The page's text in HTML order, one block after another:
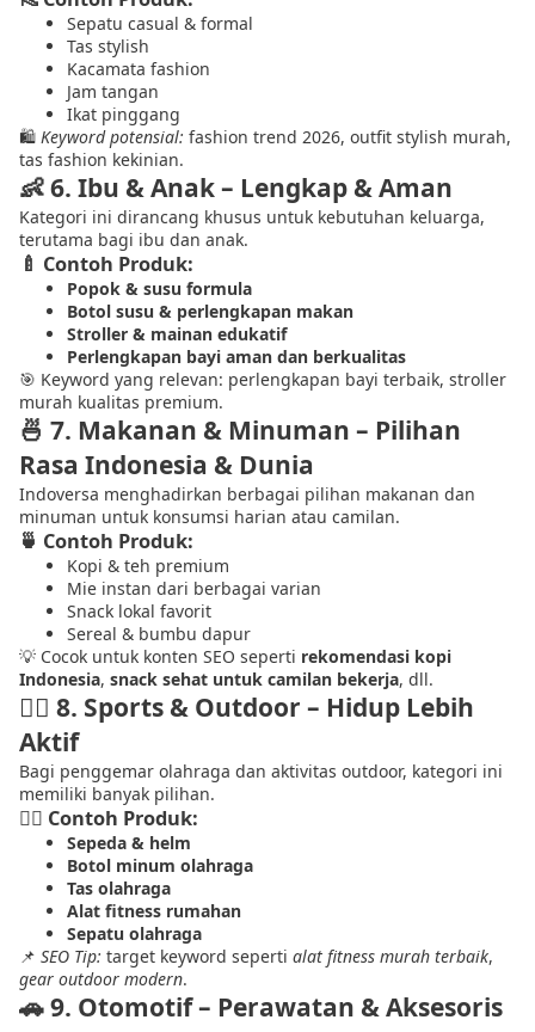
Sepatu casual & formal
Tas stylish
Kacamata fashion
Jam tangan
Ikat pinggang
🛍 Keyword potensial: fashion trend 2026, outfit stylish murah,
tas fashion kekinian.
👶6. Ibu & Anak – Lengkap & Aman
Kategori ini dirancang khusus untuk kebutuhan keluarga,
terutama bagi ibu dan anak.
🍼 Contoh Produk:
Popok & susu formula
Botol susu & perlengkapan makan
Stroller & mainan edukatif
Perlengkapan bayi aman dan berkualitas
🎯 Keyword yang relevan: perlengkapan bayi terbaik, stroller
murah kualitas premium.
🍜 7. Makanan & Minuman – Pilihan
Rasa Indonesia & Dunia
Indoversa menghadirkan berbagai pilihan makanan dan
minuman untuk konsumsi harian atau camilan.
🍵 Contoh Produk:
Kopi & teh premium
Mie instan dari berbagai varian
Snack lokal favorit
Sereal & bumbu dapur
💡 Cocok untuk konten SEO seperti rekomendasi kopi
Indonesia, snack sehat untuk camilan bekerja, dll.
🚴‍♂️ 8. Sports & Outdoor – Hidup Lebih
Aktif
Bagi penggemar olahraga dan aktivitas outdoor, kategori ini
memiliki banyak pilihan.
🏃‍♀️ Contoh Produk:
Sepeda & helm
Botol minum olahraga
Tas olahraga
Alat fitness rumahan
Sepatu olahraga
📌 SEO Tip: target keyword seperti alat fitness murah terbaik,
gear outdoor modern.
🚗9. Otomotif – Perawatan & Aksesoris